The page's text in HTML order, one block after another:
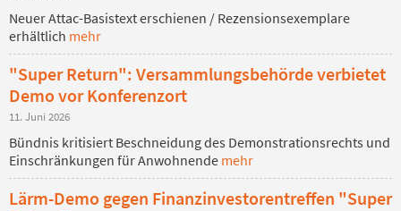
Neuer Attac-Basistext erschienen / Rezensionsexemplare
erhältlich mehr
"Super Return": Versammlungsbehörde verbietet
Demo vor Konferenzort
11. Juni 2026
Bündnis kritisiert Beschneidung des Demonstrationsrechts und
Einschränkungen für Anwohnende mehr
Lärm-Demo gegen Finanzinvestorentreffen "Super